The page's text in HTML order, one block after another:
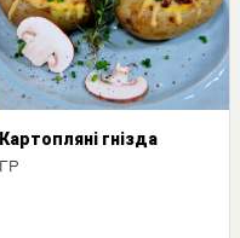
Картопляні гнізда
ГР